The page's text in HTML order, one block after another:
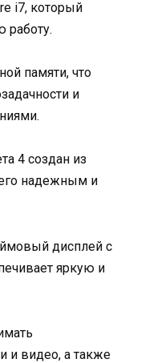
i7, который
работу.
памяти, что
и
4 создан из
надежным и
дисплей с
яркую и
и видео, а также